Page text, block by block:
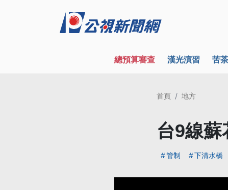
總預算審查 漢光演習 苦
首頁 地方
台9線
管制 下清水橋